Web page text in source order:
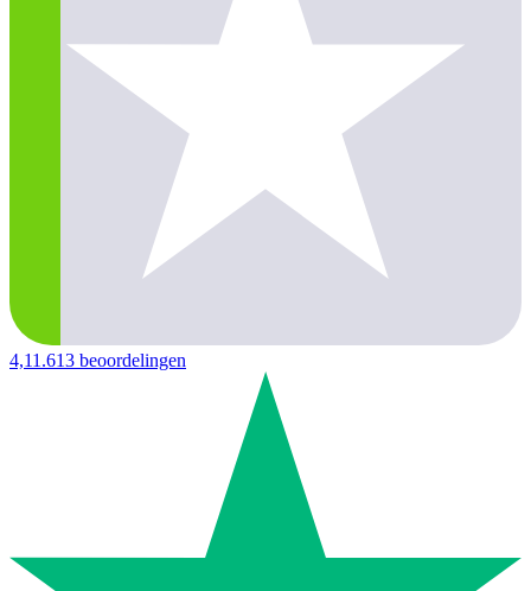
4,11.613 beoordelingen